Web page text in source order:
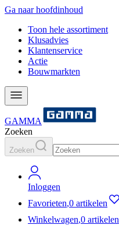
Ga naar hoofdinhoud
Toon hele assortiment
Klusadvies
Klantenservice
Actie
Bouwmarkten
GAMMA
Zoeken
Zoeken
Inloggen
Favorieten,0 artikelen
Winkelwagen,0 artikelen